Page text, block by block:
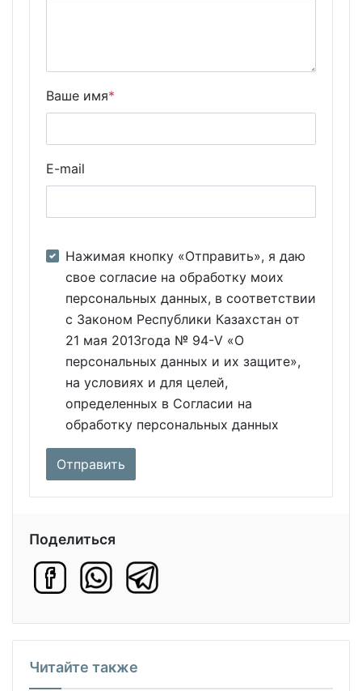
Ваше имя*
E-mail
Нажимая кнопку «Отправить», я даю
свое согласие на обработку моих
персональных данных, в соответствии
с Законом Республики Казахстан от
21 мая 2013года № 94-V «О
персональных данных и их защите»,
на условиях и для целей,
определенных в Согласии на
обработку персональных данных
Поделиться
Читайте также